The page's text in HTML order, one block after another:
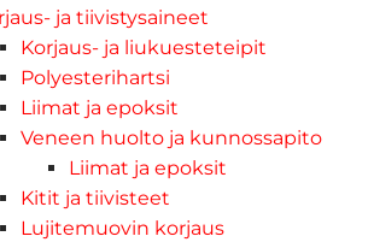
ja tiivistysaineet
Korjaus- ja liukuesteteipit
Polyesterihartsi
Liimat ja epoksit
Veneen huolto ja kunnossapito
Liimat ja epoksit
Kitit ja tiivisteet
Lujitemuovin korjaus